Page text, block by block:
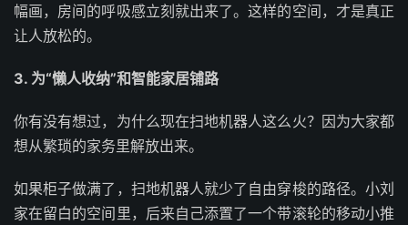
幅画，房间的呼吸感立刻就出来了。这样的空间，才是真正
让人放松的。
3. 为“懒人收纳”和智能家居铺路
你有没有想过，为什么现在扫地机器人这么火？因为大家都
想从繁琐的家务里解放出来。
如果柜子做满了，扫地机器人就少了自由穿梭的路径。小刘
家在留白的空间里，后来自己添置了一个带滚轮的移动小推